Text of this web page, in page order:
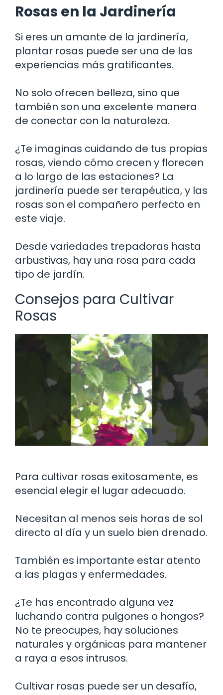
Rosas en la Jardinería
Si eres un amante de la jardinería,
plantar rosas puede ser una de las
experiencias más gratificantes.
No solo ofrecen belleza, sino que
también son una excelente manera
de conectar con la naturaleza.
¿Te imaginas cuidando de tus propias
rosas, viendo cómo crecen y florecen
a lo largo de las estaciones? La
jardinería puede ser terapéutica, y las
rosas son el compañero perfecto en
este viaje.
Desde variedades trepadoras hasta
arbustivas, hay una rosa para cada
tipo de jardín.
Consejos para Cultivar
Rosas
Para cultivar rosas exitosamente, es
esencial elegir el lugar adecuado.
Necesitan al menos seis horas de sol
directo al día y un suelo bien drenado.
También es importante estar atento
a las plagas y enfermedades.
¿Te has encontrado alguna vez
luchando contra pulgones o hongos?
No te preocupes, hay soluciones
naturales y orgánicas para mantener
a raya a esos intrusos.
Cultivar rosas puede ser un desafío,